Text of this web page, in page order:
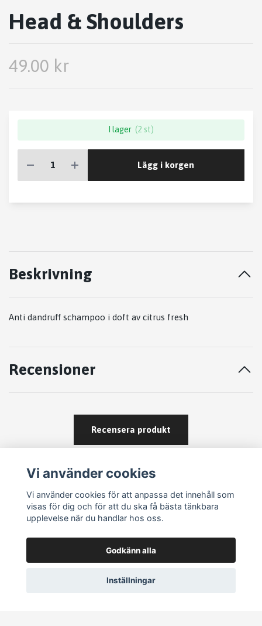
Head & Shoulders
49.00 kr
I lager (2 st)
Lägg i korgen
Beskrivning
Anti dandruff schampoo i doft av citrus fresh
Recensioner
Recensera produkt
Om köp och returer
Vi använder cookies
Vi använder cookies för att anpassa det innehåll som
visas för dig och för att du ska få bästa tänkbara
upplevelse när du handlar hos oss.
Godkänn alla
Inställningar